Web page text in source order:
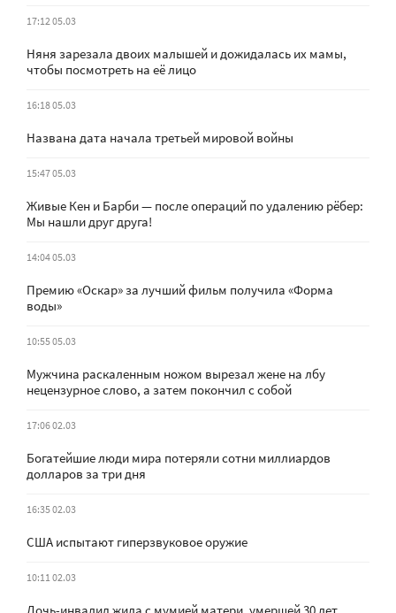
17:12 05.03
Няня зарезала двоих малышей и дожидалась их мамы,
чтобы посмотреть на её лицо
16:18 05.03
Названа дата начала третьей мировой войны
15:47 05.03
Живые Кен и Барби — после операций по удалению рёбер:
Мы нашли друг друга!
14:04 05.03
Премию «Оскар» за лучший фильм получила «Форма
воды»
10:55 05.03
Мужчина раскаленным ножом вырезал жене на лбу
нецензурное слово, а затем покончил с собой
17:06 02.03
Богатейшие люди мира потеряли сотни миллиардов
долларов за три дня
16:35 02.03
США испытают гиперзвуковое оружие
10:11 02.03